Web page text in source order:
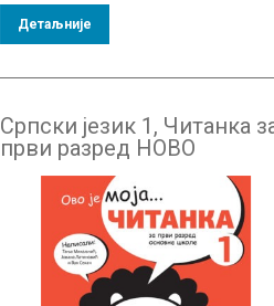
Детаљније
Српски језик 1, Читанка
први разред НОВО